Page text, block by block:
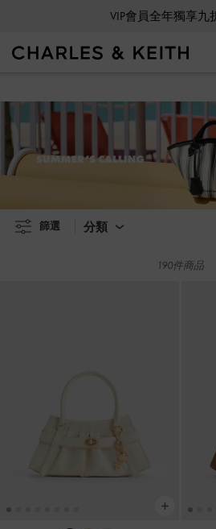
VIP會員全年獨享九
VIP會員全年獨享九
SUMMER'S CALLING
篩選 分類
190件商品